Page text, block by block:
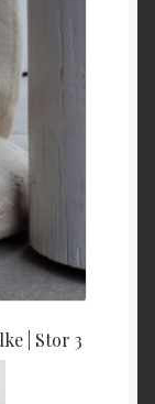
| Stor 3